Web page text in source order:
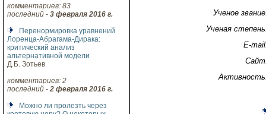
комментариев: 83
последний - 3 февраля 2016 г.
Перенормировка уравнений
Лоренца-Абрагама-Дирака:
критический анализ
альтернативной модели
Д.Б. Зотьев
комментариев: 2
последний - 2 февраля 2016 г.
Можно ли пролезть через
Ученое
Ученая
E-